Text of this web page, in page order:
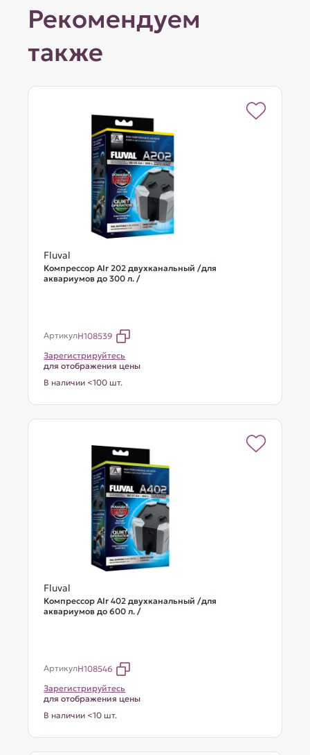
Рекомендуем
также
Fluval
Компрессор AIr 202 двухканальный /для
аквариумов до 300 л. /
АртикулH108539
Зарегистрируйтесь
для отображения цены
В наличии <100 шт.
Fluval
Компрессор AIr 402 двухканальный /для
аквариумов до 600 л. /
АртикулH108546
Зарегистрируйтесь
для отображения цены
В наличии <10 шт.